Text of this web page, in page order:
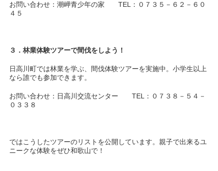
お問い合わせ：潮岬青少年の家 TEL：０７３５－６２－６０
４５
３．林業体験ツアーで間伐をしよう！
日高川町では林業を学ぶ、間伐体験ツアーを実施中。小学生以上
なら誰でも参加できます。
お問い合わせ：日高川交流センター TEL：０７３８－５４－
０３３８
ではこうしたツアーのリストを公開しています。親子で出来るユ
ニークな体験をぜひ和歌山で！